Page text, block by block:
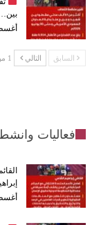
أغسطس
السابق التالي 1 من 3٬042
فعاليات
أغسطس